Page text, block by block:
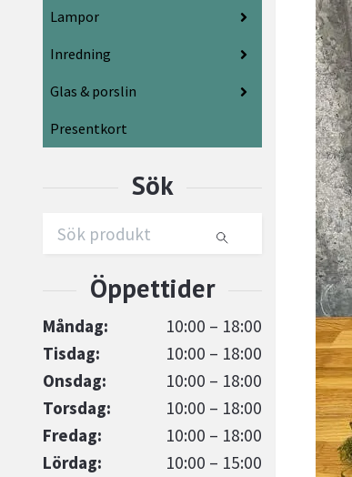
Lampor
Inredning
Glas & porslin
Presentkort
Måndag:
10:00 – 18:00
Tisdag:
10:00 – 18:00
Onsdag:
10:00 – 18:00
Torsdag:
10:00 – 18:00
Fredag:
10:00 – 18:00
Lördag:
10:00 – 15:00